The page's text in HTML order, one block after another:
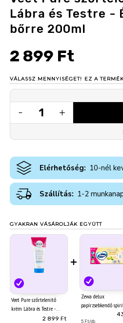
Lábra és Testre -
bőrre 200ml
2 899 Ft
VÁLASSZ MENNYISÉGET! EZ A
- 1 +
Elérhetőség: 10-nél
Szállítás: 1-2
GYAKRAN VÁSÁROLJÁK EGYÜTT
Veet Pure szőrtelenítő
krém Lábra és Testre -
Érzékeny bőrre 200ml
2 899 Ft
+
Zewa delux
papírzsebkendő
tea 3 rétegű 90 db
5 Ft/db